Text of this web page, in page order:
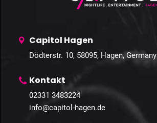
Capitol Hagen
Dödterstr. 10, 58095, Hagen, Germany
Kontakt
02331 3483224
info@capitol-hagen.de